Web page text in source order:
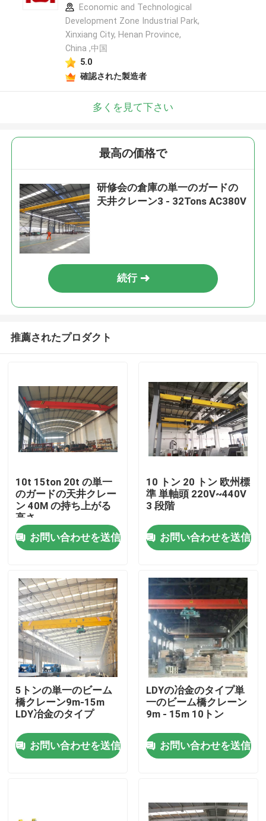
ホーム
製品
企業情報
会社案内
品質管理
お問い合わせ
天井走行クレーン
二重ガードの天井クレーン
二重ガードのガントリー クレーン
Economic and Technological
Development Zone Industrial Park,
Xinxiang City, Henan Province,
China ,中国
5.0
確認された製造者
多くを見て下さい
最高の価格で
研修会の倉庫の単一のガードの
天井クレーン3 - 32Tons AC380V
続行
推薦されたプロダクト
10t 15ton 20t の単一
のガードの天井クレー
ン 40M の持ち上がる
高さ
お問い合わせを送信
10 トン 20 トン 欧州標
準 単軸頭 220V~440V
3 段階
お問い合わせを送信
5トンの単一のビーム
橋クレーン9m-15m
LDY冶金のタイプ
お問い合わせを送信
LDYの冶金のタイプ単
一のビーム橋クレーン
9m - 15m 10トン
お問い合わせを送信